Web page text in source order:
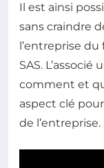
Il est ainsi
sans craindre
l’entreprise
SAS.
comment et
aspect clé
de l’entreprise.